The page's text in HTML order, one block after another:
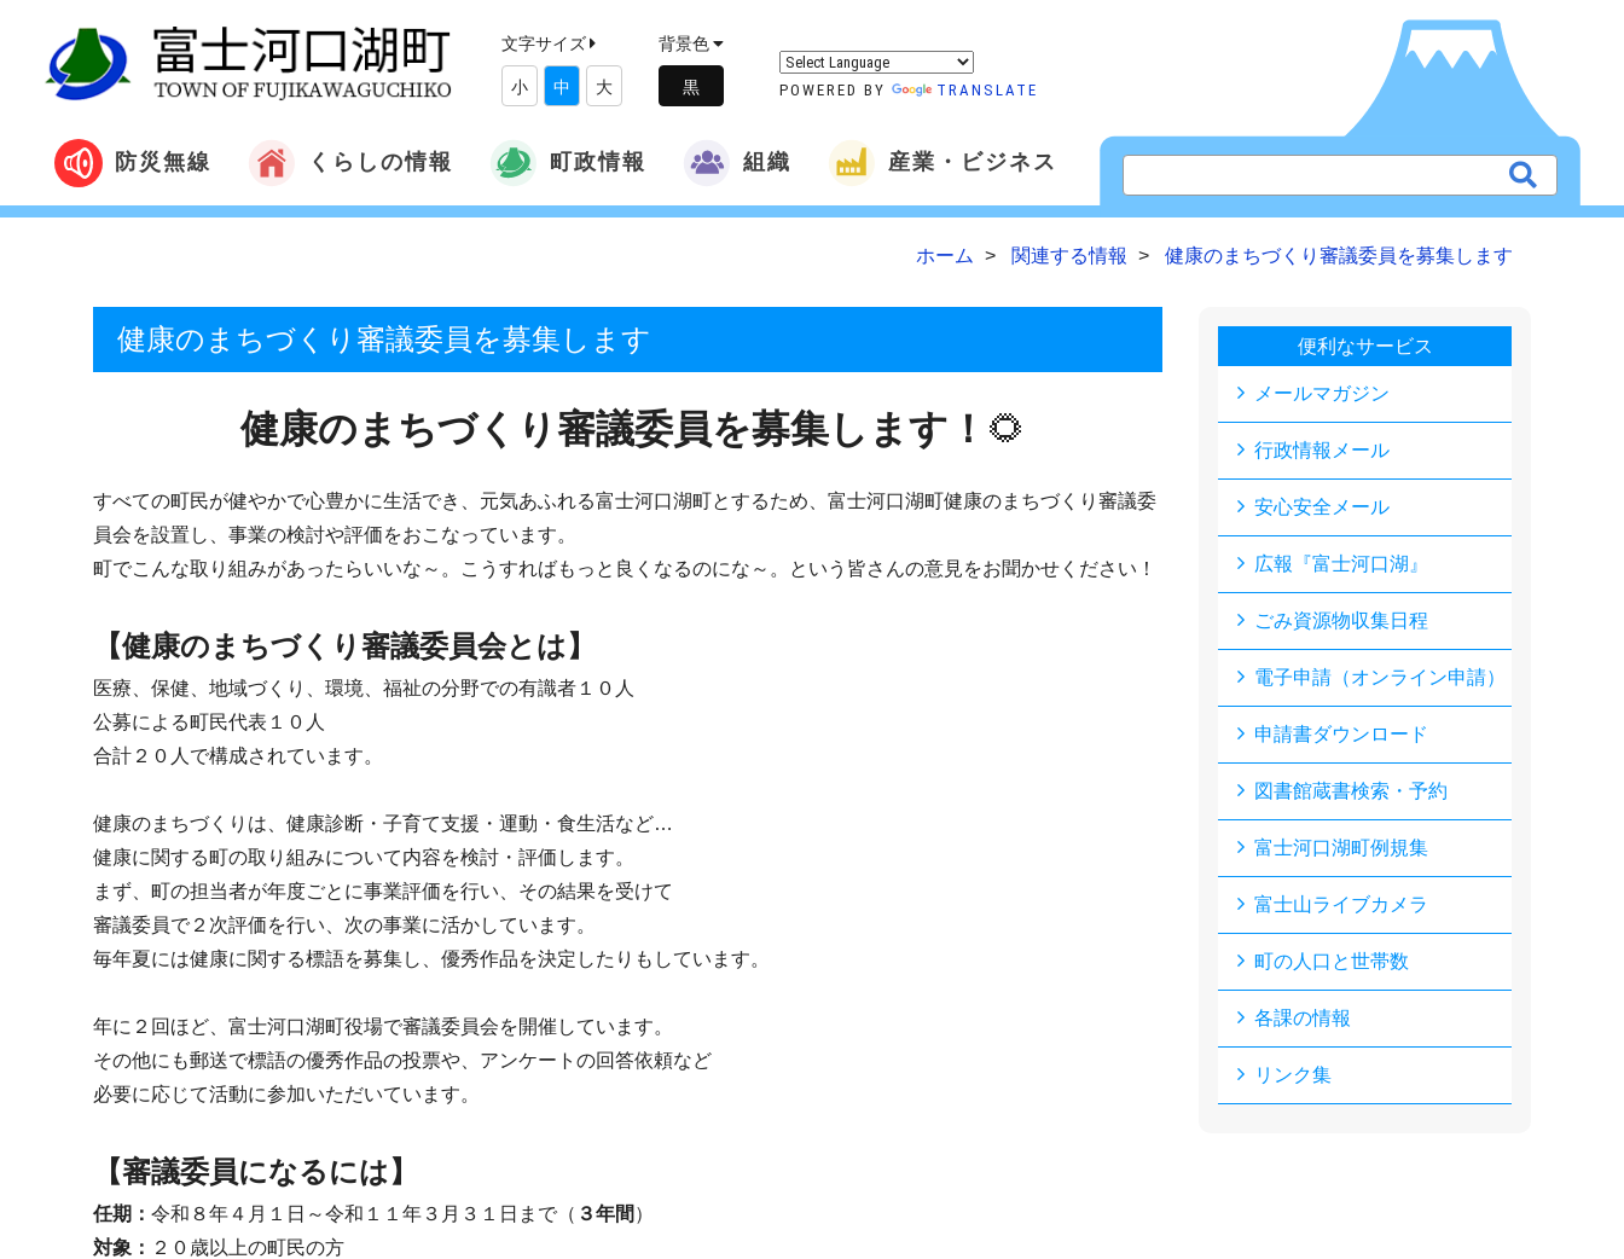
文字サイズ
小 中 大
背景色
POWERED BY TRANSLATE
防災無線 くらしの情報 町政情報 組織 産業・ビジネス
ホーム 関連する情報 健康のまちづくり審議委員を募集します
健康のまちづくり審議委員を募集します
健康のまちづくり審議委員を募集します！ 🌻
すべての町民が健やかで心豊かに生活でき、元気あふれる富士河口湖町とするため、富士河口湖町健康のまちづくり審議委
員会を設置し、事業の検討や評価をおこなっています。
町でこんな取り組みがあったらいいな～。こうすればもっと良くなるのにな～。という皆さんの意見をお聞かせください！
【健康のまちづくり審議委員会とは】
医療、保健、地域づくり、環境、福祉の分野での有識者１０人
公募による町民代表１０人
合計２０人で構成されています。
健康のまちづくりは、健康診断・子育て支援・運動・食生活など…
健康に関する町の取り組みについて内容を検討・評価します。
まず、町の担当者が年度ごとに事業評価を行い、その結果を受けて
審議委員で２次評価を行い、次の事業に活かしています。
毎年夏には健康に関する標語を募集し、優秀作品を決定したりもしています。
年に２回ほど、富士河口湖町役場で審議委員会を開催しています。
その他にも郵送で標語の優秀作品の投票や、アンケートの回答依頼など
必要に応じて活動に参加いただいています。
【審議委員になるには】
任期： 令和８年４月１日～令和１１年３月３１日まで（ ３年間 ）
対象： ２０歳以上の町民の方
便利なサービス
メールマガジン
行政情報メール
安心安全メール
広報『富士河口湖』
ごみ資源物収集日程
電子申請（オンライン申請）
申請書ダウンロード
図書館蔵書検索・予約
富士河口湖町例規集
富士山ライブカメラ
町の人口と世帯数
各課の情報
リンク集